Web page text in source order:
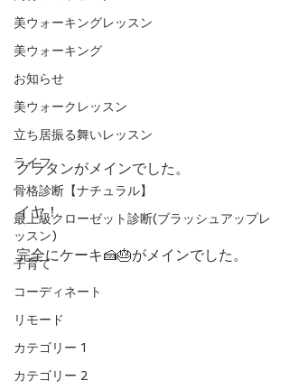
美ウォーキングレッスン
美ウォーキング
お知らせ
美ウォークレッスン
立ち居振る舞いレッスン
ライフ
骨格診断【ナチュラル】
最上級クローゼット診断(ブラッシュアップレ
ッスン)
子育て
コーディネート
リモード
カテゴリー 1
カテゴリー 2
グラタンがメインでした。
イヤ！
完全にケーキ🍰🎂がメインでした。